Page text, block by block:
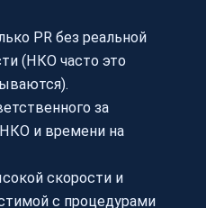
PR без реальной
(НКО часто это
за
и времени на
скорости и
с процедурами